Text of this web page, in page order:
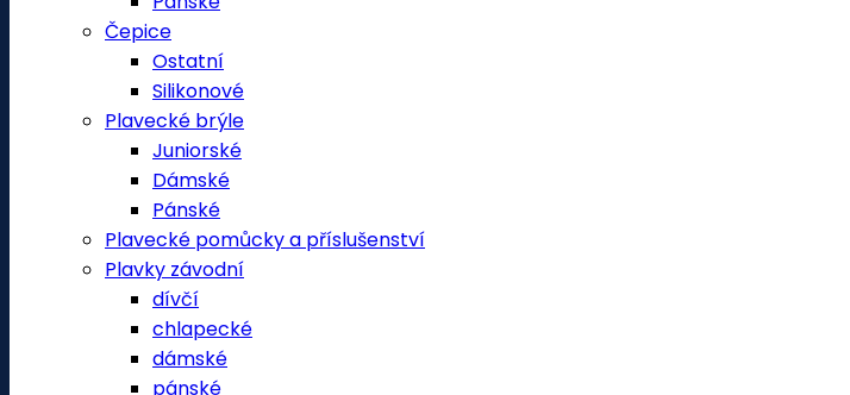
Čepice
Ostatní
Silikonové
Plavecké brýle
Juniorské
Dámské
Pánské
Plavecké pomůcky a příslušenství
Plavky závodní
dívčí
chlapecké
dámské
pánské